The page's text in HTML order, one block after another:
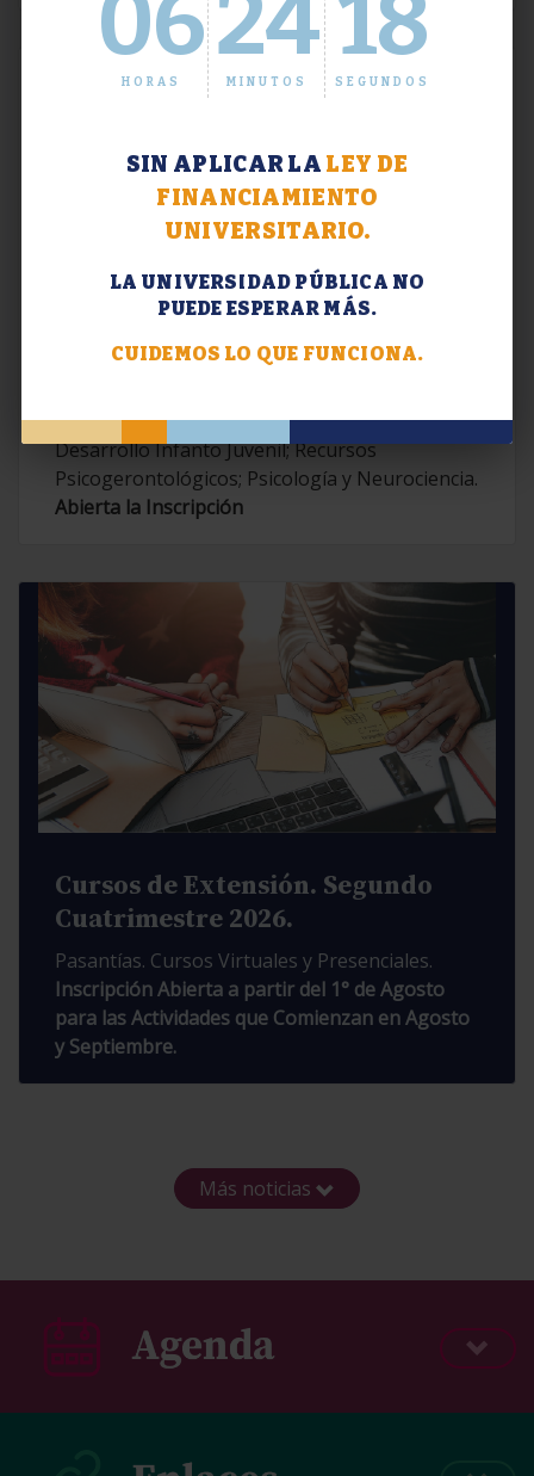
06
HORAS
24
MINUTOS
19
SEGUNDOS
SIN APLICAR LA LEY DE
FINANCIAMIENTO
UNIVERSITARIO.
LA UNIVERSIDAD PÚBLICA NO
PUEDE ESPERAR MÁS.
CUIDEMOS LO QUE FUNCIONA.
Extensión. Diplomaturas 2026.
Contemporáneas; Problemáticas en el
Desarrollo Infanto Juvenil; Recursos
Psicogerontológicos; Psicología y Neurociencia.
Abierta la Inscripción
Cursos de Extensión. Segundo
Cuatrimestre 2026.
Pasantías. Cursos Virtuales y Presenciales.
Inscripción Abierta a partir del 1° de Agosto
para las Actividades que Comienzan en Agosto
y Septiembre.
Más noticias